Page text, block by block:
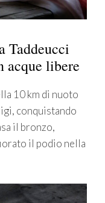
Taddeucci
acque libere
10 km di nuoto
conquistando
il bronzo,
il podio nella